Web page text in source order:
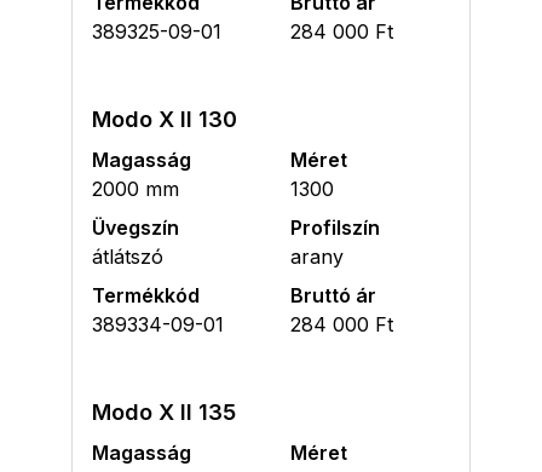
389325-09-01
284 000 Ft
Modo X II 130
Magasság
2000 mm
Méret
1300
Üvegszín
átlátszó
Profilszín
arany
Termékkód
389334-09-01
Bruttó ár
284 000 Ft
Modo X II 135
Magasság
Méret